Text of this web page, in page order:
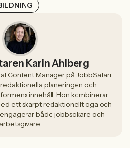
Karin Ahlberg
Content Manager på JobbSafari,
planeringen och
innehåll. Hon kombinerar
ett skarpt redaktionellt öga och
både jobbsökare och
arbetsgivare.